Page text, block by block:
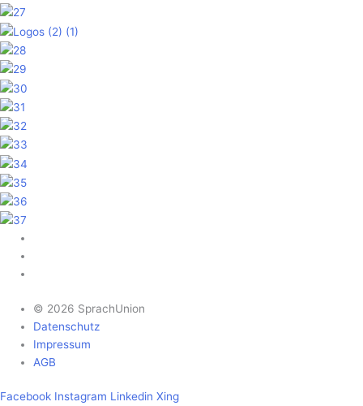
© 2026 SprachUnion
Datenschutz
Impressum
AGB
Facebook Instagram Linkedin Xing